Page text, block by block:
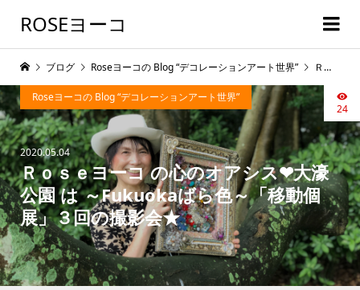
ROSEヨーコ
2020.05.04
Ｒｏｓｅヨーコ の心のオアシス❤大濠
公園 は ～Fukuokaばら色～「移動個
展」３回の撮影会★
Roseヨーコの Blog “デコレーションアート世界”
24
ブログ Roseヨーコの Blog “デコレーションアート世界” Ｒｏｓｅヨーコ の心のオアシス❤大濠公園 は ～Fukuokaばら色～「移動個展」３回の撮影会★